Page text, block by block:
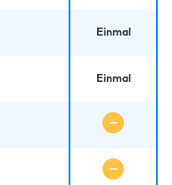
Einmal
Einmal